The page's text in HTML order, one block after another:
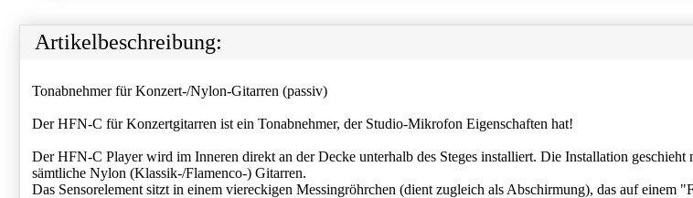
Artikelbeschreibung:
Tonabnehmer für Konzert-/Nylon-Gitarren (passiv)
Der HFN-C für Konzertgitarren ist ein Tonabnehmer, der Studio-Mikrofon Eigenschaften hat!
Der HFN-C Player wird im Inneren direkt an der Decke unterhalb des Steges installiert. Die Installation geschieht
sämtliche Nylon (Klassik-/Flamenco-) Gitarren.
Das Sensorelement sitzt in einem viereckigen Messingröhrchen (dient zugleich als Abschirmung), das auf einem